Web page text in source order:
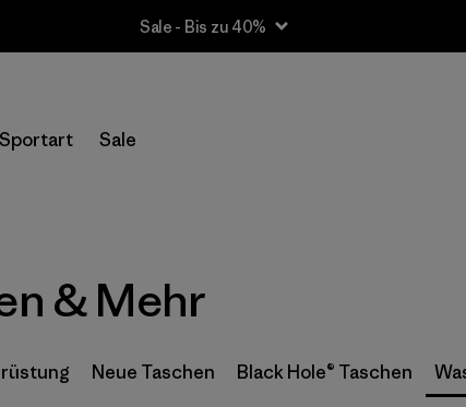
Sale - Bis zu 40%
Sportart Sale
& Mehr
Neue Taschen Black Hole® Taschen